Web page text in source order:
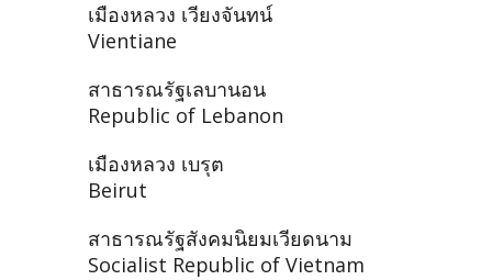
เมืองหลวง เวียงจันทน์
Vientiane
สาธารณรัฐเลบานอน
Republic of Lebanon
เมืองหลวง เบรุต
Beirut
สาธารณรัฐสังคมนิยมเวียดนาม
Socialist Republic of Vietnam